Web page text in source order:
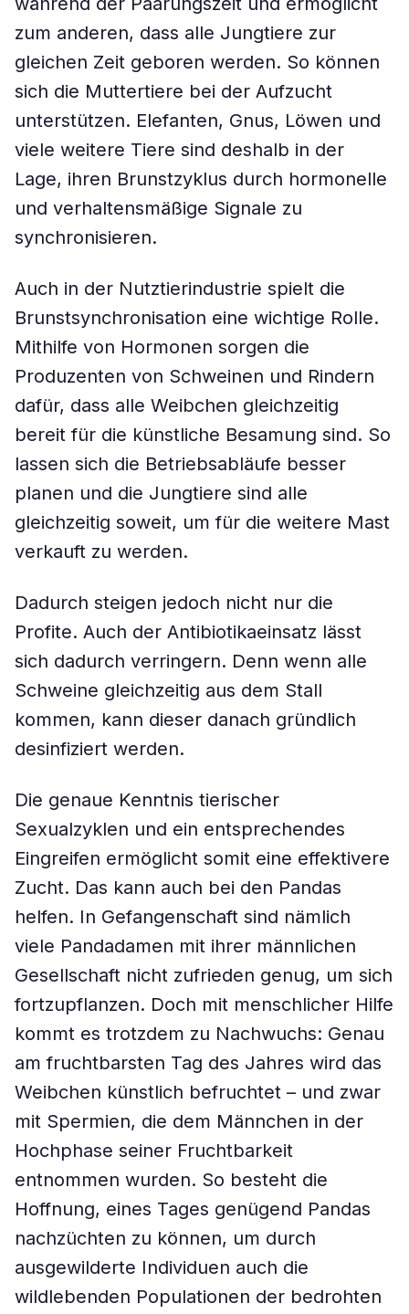
zum anderen, dass alle Jungtiere zur
gleichen Zeit geboren werden. So können
sich die Muttertiere bei der Aufzucht
unterstützen. Elefanten, Gnus, Löwen und
viele weitere Tiere sind deshalb in der
Lage, ihren Brunstzyklus durch hormonelle
und verhaltensmäßige Signale zu
synchronisieren.
Auch in der Nutztierindustrie spielt die
Brunstsynchronisation eine wichtige Rolle.
Mithilfe von Hormonen sorgen die
Produzenten von Schweinen und Rindern
dafür, dass alle Weibchen gleichzeitig
bereit für die künstliche Besamung sind. So
lassen sich die Betriebsabläufe besser
planen und die Jungtiere sind alle
gleichzeitig soweit, um für die weitere Mast
verkauft zu werden.
Dadurch steigen jedoch nicht nur die
Profite. Auch der Antibiotikaeinsatz lässt
sich dadurch verringern. Denn wenn alle
Schweine gleichzeitig aus dem Stall
kommen, kann dieser danach gründlich
desinfiziert werden.
Die genaue Kenntnis tierischer
Sexualzyklen und ein entsprechendes
Eingreifen ermöglicht somit eine effektivere
Zucht. Das kann auch bei den Pandas
helfen. In Gefangenschaft sind nämlich
viele Pandadamen mit ihrer männlichen
Gesellschaft nicht zufrieden genug, um sich
fortzupflanzen. Doch mit menschlicher Hilfe
kommt es trotzdem zu Nachwuchs: Genau
am fruchtbarsten Tag des Jahres wird das
Weibchen künstlich befruchtet – und zwar
mit Spermien, die dem Männchen in der
Hochphase seiner Fruchtbarkeit
entnommen wurden. So besteht die
Hoffnung, eines Tages genügend Pandas
nachzüchten zu können, um durch
ausgewilderte Individuen auch die
wildlebenden Populationen der bedrohten